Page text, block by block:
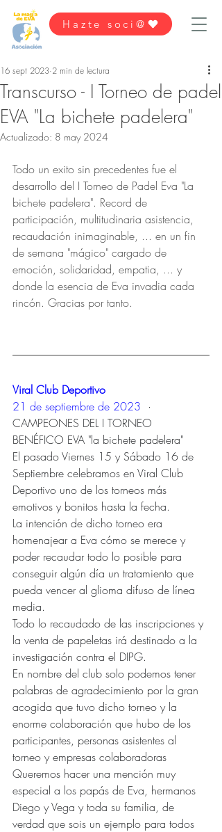
Hazte soci@
Transcurso - I Torneo de padel
EVA "La bichete padelera"
16 sept 2023 2 min de lectura
Actualizado: 8 may 2024
Todo un exito sin precedentes fue el
desarrollo del I Torneo de Padel Eva "La
bichete padelera". Record de
participación, multitudinaria asistencia,
recaudación inimaginable, ... en un fin
de semana "mágico" cargado de
emoción, solidaridad, empatia, ... y
donde la esencia de Eva invadia cada
rincón. Gracias por tanto.
Viral Club Deportivo
21 de septiembre de 2023 ·
CAMPEONES DEL I TORNEO
BENÉFICO EVA "la bichete padelera"
El pasado Viernes 15 y Sábado 16 de
Septiembre celebramos en Viral Club
Deportivo uno de los torneos más
emotivos y bonitos hasta la fecha.
La intención de dicho torneo era
homenajear a Eva cómo se merece y
poder recaudar todo lo posible para
conseguir algún día un tratamiento que
pueda vencer al glioma difuso de línea
media.
Todo lo recaudado de las inscripciones y
la venta de papeletas irá destinado a la
investigación contra el DIPG.
En nombre del club solo podemos tener
palabras de agradecimiento por la gran
acogida que tuvo dicho torneo y la
enorme colaboración que hubo de los
participantes, personas asistentes al
torneo y empresas colaboradoras
Queremos hacer una mención muy
especial a los papás de Eva, hermanos
Diego y Vega y toda su familia, de
verdad que sois un ejemplo para todos